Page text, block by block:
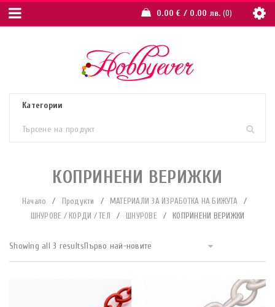
0.00€ / 0.00 лв. 0
КОПРИНЕНИ ВЕРИЖКИ
Начало / Продукти / МАТЕРИАЛИ ЗА ИЗРАБОТКА НА БИЖУТА
/
ШНУРОВЕ / КОРДИ / ТЕЛ
/ ШНУРОВЕ / КОПРИНЕНИ ВЕРИЖКИ
Showing all 3 resultsПърво най-новите